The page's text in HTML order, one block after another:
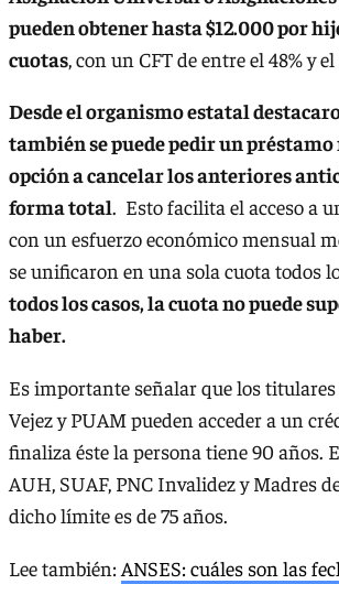
pueden obtener hasta $12.000 por
cuotas, con un CFT de entre el 48% y el
Desde el organismo estatal
también se puede pedir un préstamo
opción a cancelar los anteriores
forma total. Esto facilita el acceso a
con un esfuerzo económico mensual
se unificaron en una sola cuota todos
todos los casos, la cuota no puede
haber.
Es importante señalar que los titulares
Vejez y PUAM pueden acceder a un
finaliza éste la persona tiene 90 años.
AUH, SUAF, PNC Invalidez y Madres
dicho límite es de 75 años.
Lee también: ANSES: cuáles son las